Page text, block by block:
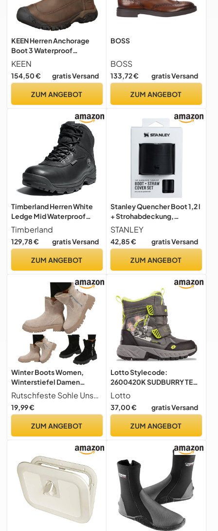
KEEN Herren Anchorage
Boot 3 Waterproof
Wanderstiefel
KEEN
154,50 € gratis Versand
ZUM ANGEBOT
BOSS
BOSS
133,72 € gratis Versand
ZUM ANGEBOT
Timberland Herren White
Ledge Mid Waterproof
Ankle Boot, Schwarz, 7 M
US
Timberland
129,78 € gratis Versand
ZUM ANGEBOT
Stanley Quencher Boot 1,2 l
+ Strohabdeckung,
Schwarz Stiefel und
Strohhalm, for 40 oz
STANLEY
42,85 € gratis Versand
ZUM ANGEBOT
Winter Boots Women,
Winterstiefel Damen
Gefüttert Winterschuhe
Schneestiefel Warm
Stiefeletten Wasserdicht
Seitlicher Reißverschluss
Rutschfeste Sohle Unsere Dicken Gummisohlen Mit Speziellen Mustern Bieten Im Winter Sicheren Halt Und Zusätzlichen Schutz. Perfekt Für Rutschige Bedingungen
19,99 €
ZUM ANGEBOT
Lotto Stylecode:
2600420K SUDBURRY TEX
K Unisex Kids Halblange
Stiefel NAVY/FR.ORANGE
33
Lotto
37,00 € gratis Versand
ZUM ANGEBOT